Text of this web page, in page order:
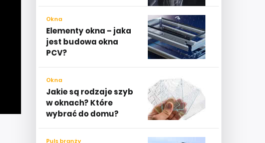
Okna
Elementy okna – jaka
jest budowa okna
PCV?
Okna
Jakie są rodzaje szyb
w oknach? Które
wybrać do domu?
Puls branży